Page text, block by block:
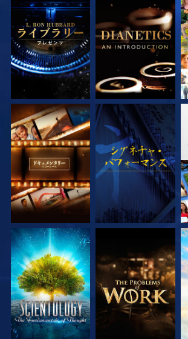
シリーズを探求 シリーズを探求
シリーズを探求 観る
シリーズを探求 シリーズを探求